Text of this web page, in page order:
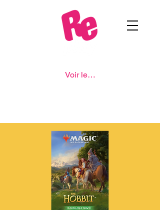
Voir les points